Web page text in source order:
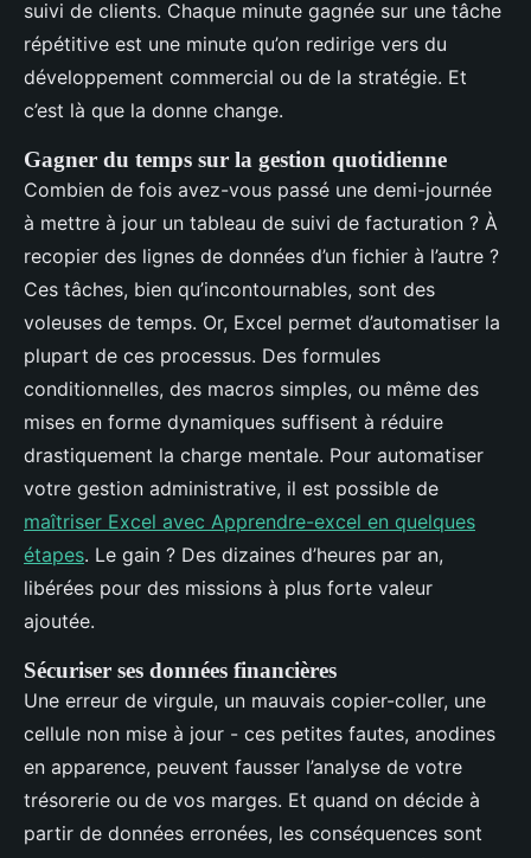
suivi de clients. Chaque minute gagnée sur une tâche
répétitive est une minute qu’on redirige vers du
développement commercial ou de la stratégie. Et
c’est là que la donne change.
Gagner du temps sur la gestion quotidienne
Combien de fois avez-vous passé une demi-journée
à mettre à jour un tableau de suivi de facturation ? À
recopier des lignes de données d’un fichier à l’autre ?
Ces tâches, bien qu’incontournables, sont des
voleuses de temps. Or, Excel permet d’automatiser la
plupart de ces processus. Des formules
conditionnelles, des macros simples, ou même des
mises en forme dynamiques suffisent à réduire
drastiquement la charge mentale. Pour automatiser
votre gestion administrative, il est possible de
maîtriser Excel avec Apprendre-excel en quelques
étapes. Le gain ? Des dizaines d’heures par an,
libérées pour des missions à plus forte valeur
ajoutée.
Sécuriser ses données financières
Une erreur de virgule, un mauvais copier-coller, une
cellule non mise à jour - ces petites fautes, anodines
en apparence, peuvent fausser l’analyse de votre
trésorerie ou de vos marges. Et quand on décide à
partir de données erronées, les conséquences sont